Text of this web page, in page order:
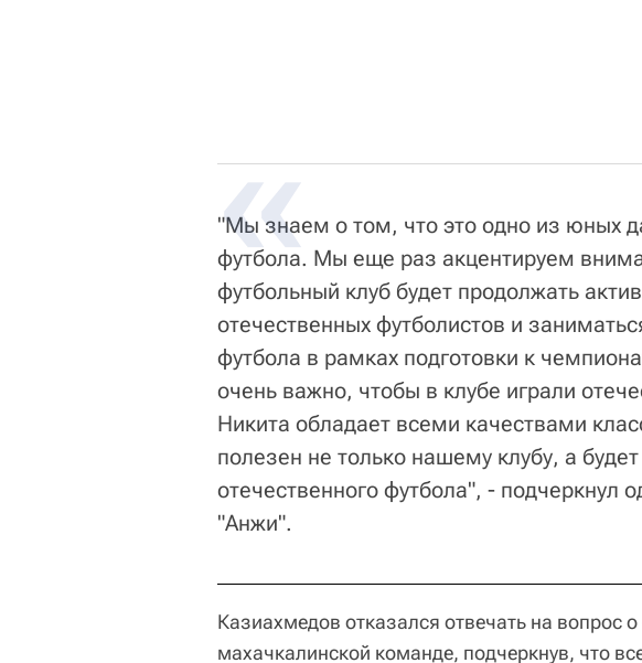
"Мы знаем о том, что это одно из юных
футбола. Мы еще раз акцентируем
футбольный клуб будет продолжать
отечественных футболистов и
футбола в рамках подготовки к
очень важно, чтобы в клубе играли
Никита обладает всеми качествами
полезен не только нашему клубу, а
отечественного футбола", - подчеркнул
"Анжи".
Казиахмедов отказался отвечать на
махачкалинской команде, подчеркнув, что